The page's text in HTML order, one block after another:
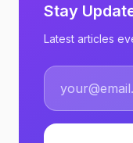
Stay
Latest articles